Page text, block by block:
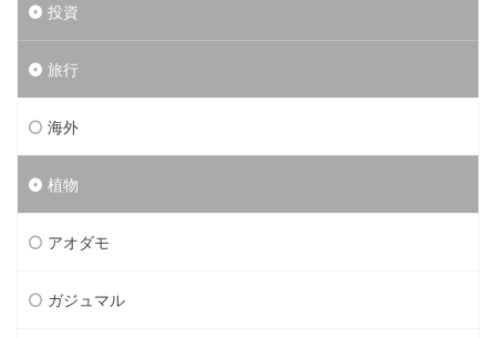
投資
旅行
海外
植物
アオダモ
ガジュマル